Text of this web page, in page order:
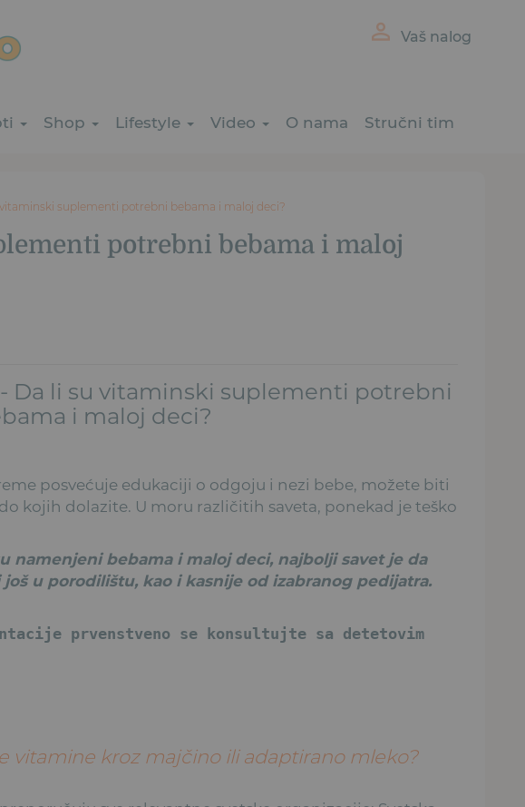
Vaš nalog
Shop Lifestyle Video O nama Stručni tim
suplementi potrebni bebama i maloj deci?
potrebni bebama i maloj
Da li su vitaminski suplementi potrebni
i maloj deci?
posvećuje edukaciji o odgoju i nezi bebe, možete biti
kojih dolazite. U moru različitih saveta, ponekad je teško
namenjeni bebama i maloj deci, najbolji savet je da
u porodilištu, kao i kasnije od izabranog pedijatra.
prvenstveno se konsultujte sa detetovim
vitamine kroz majčino ili adaptirano mleko?